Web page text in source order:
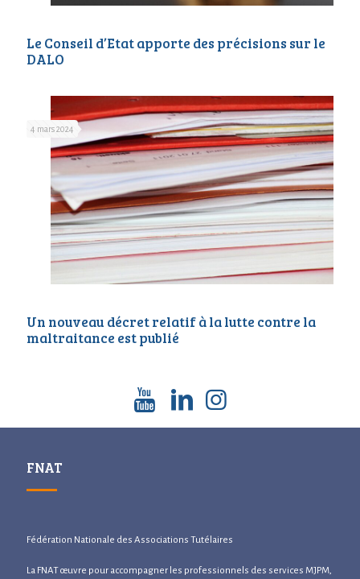
Le Conseil d’Etat apporte des précisions sur le
DALO
4 mars 2024
Un nouveau décret relatif à la lutte contre la
maltraitance est publié
FNAT
Fédération Nationale des Associations Tutélaires
La FNAT œuvre pour accompagner les professionnels des services MJPM,